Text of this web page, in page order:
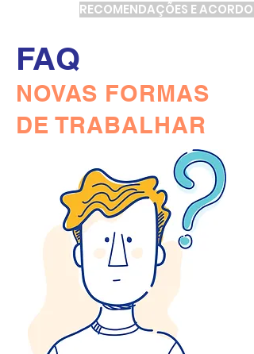
RECOMENDAÇÕES E ACORDOS
FAQ
NOVAS FORMAS
DE TRABALHAR